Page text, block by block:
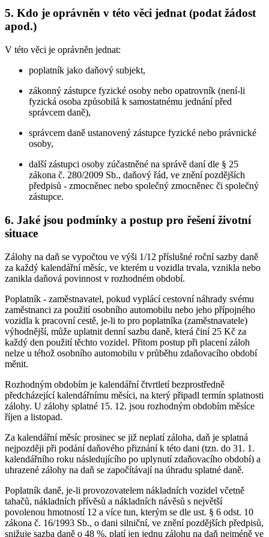
5. Kdo je oprávněn v této věci jednat (podat žádost
apod.)
V této věci je oprávněn jednat:
poplatník jako daňový subjekt,
zákonný zástupce fyzické osoby nebo opatrovník (není-li
fyzická osoba způsobilá k samostatnému jednání před
správcem daně),
správcem daně ustanovený zástupce fyzické nebo právnické
osoby,
další zástupci osoby zúčastněné na správě daní dle § 25
zákona č. 280/2009 Sb., daňový řád, ve znění pozdějších
předpisů - zmocněnec nebo společný zmocněnec či společný
zástupce.
6. Jaké jsou podmínky a postup pro řešení životní
situace
Zálohy na daň se vypočtou ve výši 1/12 příslušné roční sazby daně
za každý kalendářní měsíc, ve kterém u vozidla trvala, vznikla nebo
zanikla daňová povinnost v rozhodném období.
Poplatník - zaměstnavatel, pokud vyplácí cestovní náhrady svému
zaměstnanci za použití osobního automobilu nebo jeho přípojného
vozidla k pracovní cestě, je-li to pro poplatníka (zaměstnavatele)
výhodnější, může uplatnit denní sazbu daně, která činí 25 Kč za
každý den použití těchto vozidel. Přitom postup při placení záloh
nelze u téhož osobního automobilu v průběhu zdaňovacího období
měnit.
Rozhodným obdobím je kalendářní čtvrtletí bezprostředně
předcházející kalendářnímu měsíci, na který připadl termín splatnosti
zálohy. U zálohy splatné 15. 12. jsou rozhodným obdobím měsíce
říjen a listopad.
Za kalendářní měsíc prosinec se již neplatí záloha, daň je splatná
nejpozději při podání daňového přiznání k této dani (tzn. do 31. 1.
kalendářního roku následujícího po uplynutí zdaňovacího období) a
uhrazené zálohy na daň se započítávají na úhradu splatné daně.
Poplatník daně, je-li provozovatelem nákladních vozidel včetně
tahačů, nákladních přívěsů a nákladních návěsů s největší
povolenou hmotností 12 a více tun, kterým se dle ust. § 6 odst. 10
zákona č. 16/1993 Sb., o dani silniční, ve znění pozdějších předpisů,
snižuje sazba daně o 48 %, platí jen jednu zálohu na daň nejméně ve